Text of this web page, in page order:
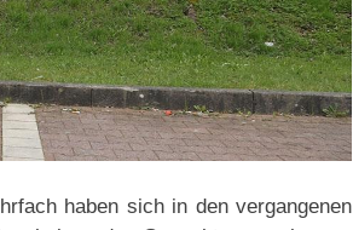
haben sich in den vergangenen